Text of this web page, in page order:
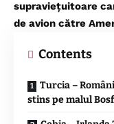
supraviețuitoare
de avion către
Contents
Turcia –
stins pe malul